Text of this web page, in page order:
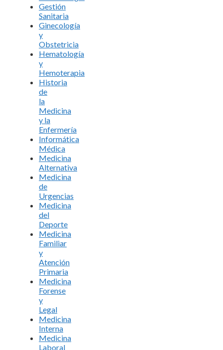
Gestión
Sanitaria
Ginecología
y
Obstetricia
Hematología
y
Hemoterapia
Historia
de
la
Medicina
y la
Enfermería
Informática
Médica
Medicina
Alternativa
Medicina
de
Urgencias
Medicina
del
Deporte
Medicina
Familiar
y
Atención
Primaria
Medicina
Forense
y
Legal
Medicina
Interna
Medicina
Laboral